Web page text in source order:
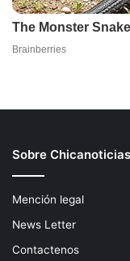
Sobre Chicanoticias
Mención legal
News Letter
Contactenos